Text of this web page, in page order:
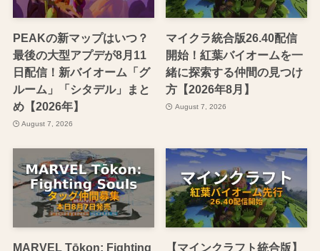
PEAKの新マップはいつ？
最後の大型アプデが8月11
日配信！新バイオーム「グ
ルーム」「シタデル」まと
め【2026年】
August 7, 2026
マイクラ統合版26.40配信
開始！紅葉バイオームを一
緒に探索する仲間の見つけ
方【2026年8月】
August 7, 2026
MARVEL Tōkon: Fighting
【マインクラフト統合版】